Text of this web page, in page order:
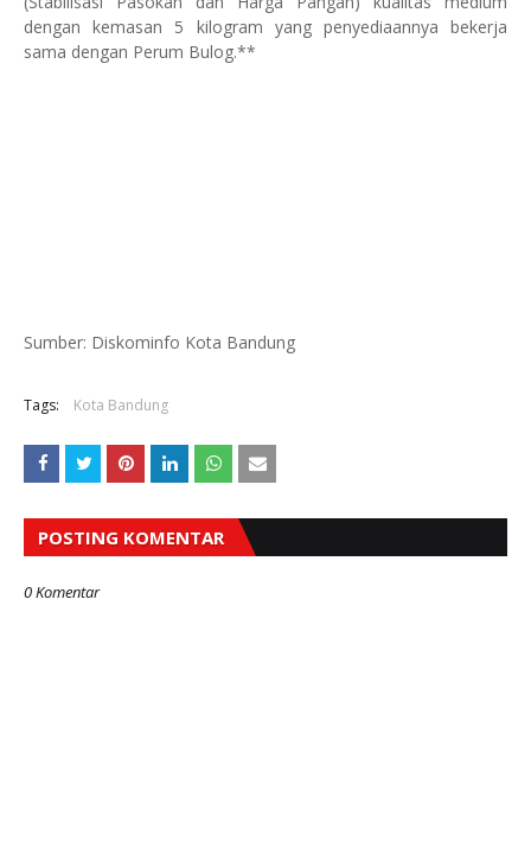
dengan kemasan 5 kilogram yang penyediaannya bekerja
sama dengan Perum Bulog.**
Sumber: Diskominfo Kota Bandung
Tags: Kota Bandung
POSTING KOMENTAR
0 Komentar